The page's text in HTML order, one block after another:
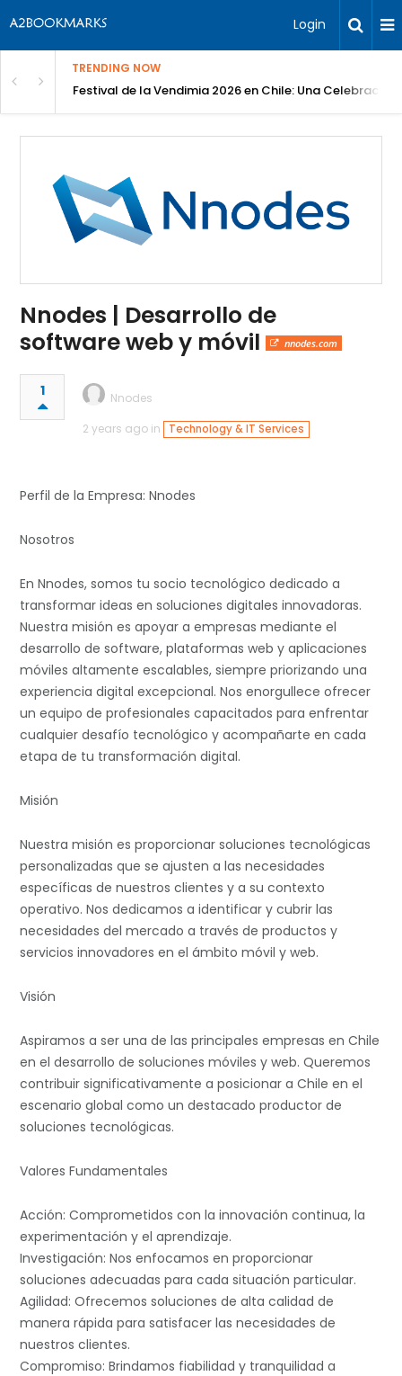
Login
TRENDING NOW
Festival de la Vendimia 2026 en Chile: Una Celebración
Nnodes | Desarrollo de
software web y móvil
nnodes.com
1
Nnodes
2 years ago in
Technology & IT Services
Perfil de la Empresa: Nnodes
Nosotros
En Nnodes, somos tu socio tecnológico dedicado a
transformar ideas en soluciones digitales innovadoras.
Nuestra misión es apoyar a empresas mediante el
desarrollo de software, plataformas web y aplicaciones
móviles altamente escalables, siempre priorizando una
experiencia digital excepcional. Nos enorgullece ofrecer
un equipo de profesionales capacitados para enfrentar
cualquier desafío tecnológico y acompañarte en cada
etapa de tu transformación digital.
Misión
Nuestra misión es proporcionar soluciones tecnológicas
personalizadas que se ajusten a las necesidades
específicas de nuestros clientes y a su contexto
operativo. Nos dedicamos a identificar y cubrir las
necesidades del mercado a través de productos y
servicios innovadores en el ámbito móvil y web.
Visión
Aspiramos a ser una de las principales empresas en Chile
en el desarrollo de soluciones móviles y web. Queremos
contribuir significativamente a posicionar a Chile en el
escenario global como un destacado productor de
soluciones tecnológicas.
Valores Fundamentales
Acción: Comprometidos con la innovación continua, la
experimentación y el aprendizaje.
Investigación: Nos enfocamos en proporcionar
soluciones adecuadas para cada situación particular.
Agilidad: Ofrecemos soluciones de alta calidad de
manera rápida para satisfacer las necesidades de
nuestros clientes.
Compromiso: Brindamos fiabilidad y tranquilidad a